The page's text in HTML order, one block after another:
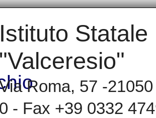
Istituto
"Valceresio"
Roma, 57 -
-